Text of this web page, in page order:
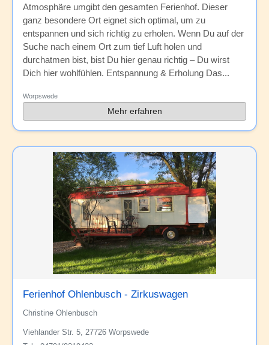
Atmosphäre umgibt den gesamten Ferienhof. Dieser
ganz besondere Ort eignet sich optimal, um zu
entspannen und sich richtig zu erholen. Wenn Du auf der
Suche nach einem Ort zum tief Luft holen und
durchatmen bist, bist Du hier genau richtig – Du wirst
Dich hier wohlfühlen. Entspannung & Erholung Das...
Worpswede
Mehr erfahren
Ferienhof Ohlenbusch - Zirkuswagen
Christine Ohlenbusch
Viehlander Str. 5, 27726 Worpswede